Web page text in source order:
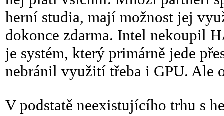
herní studia, mají možnost jej
dokonce zdarma. Intel nekoupil
je systém, který primárně jede
nebránil využití třeba i GPU. Ale
V podstatě neexistujícího trhu s